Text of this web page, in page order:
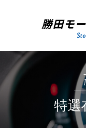
勝田モ
特選